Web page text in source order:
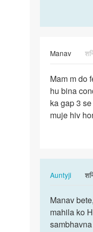
Manav
Mam
m
do
female
Mam m do
hu bina
ka gap 3
muje hiv
AuntyjiIn
to
Mam
m
Manav
bete,
yadi
Manav
mahila ko